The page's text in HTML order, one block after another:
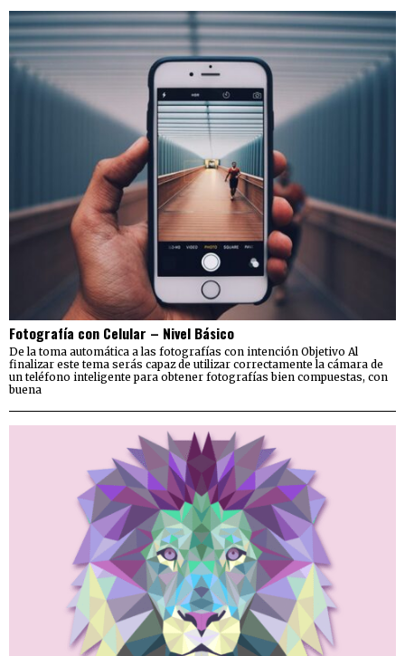
Fotografía con Celular – Nivel Básico
De la toma automática a las fotografías con intención Objetivo Al
finalizar este tema serás capaz de utilizar correctamente la cámara de
un teléfono inteligente para obtener fotografías bien compuestas, con
buena